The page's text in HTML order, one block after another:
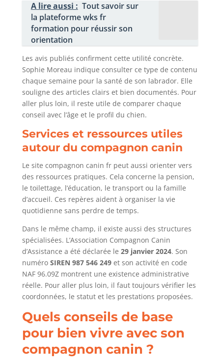
A lire aussi : Tout savoir sur
la plateforme wks fr
formation pour réussir son
orientation
Les avis publiés confirment cette utilité concrète.
Sophie Moreau indique consulter ce type de contenu
chaque semaine pour la santé de son labrador. Elle
souligne des articles clairs et bien documentés. Pour
aller plus loin, il reste utile de comparer chaque
conseil avec l’âge et le profil du chien.
Services et ressources utiles
autour du compagnon canin
Le site compagnon canin fr peut aussi orienter vers
des ressources pratiques. Cela concerne la pension,
le toilettage, l’éducation, le transport ou la famille
d’accueil. Ces repères aident à organiser la vie
quotidienne sans perdre de temps.
Dans le même champ, il existe aussi des structures
spécialisées. L’Association Compagnon Canin
d’Assistance a été déclarée le 29 janvier 2024. Son
numéro SIREN 987 546 249et son activité en code
NAF 96.09Z montrent une existence administrative
réelle. Pour aller plus loin, il faut toujours vérifier les
coordonnées, le statut et les prestations proposées.
Quels conseils de base
pour bien vivre avec son
compagnon canin ?